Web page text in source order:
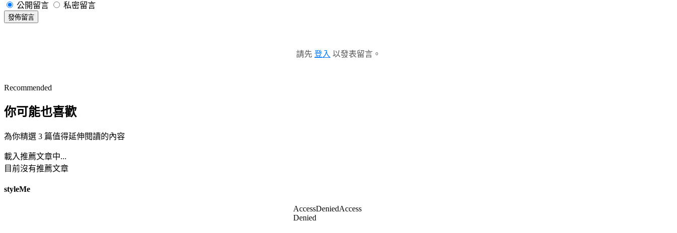
公開留言 私密留言
發佈留言
請先 登入 以發表留言。
Recommended
你可能也喜歡
為你精選 3 篇值得延伸閱讀的內容
載入推薦文章中...
目前沒有推薦文章
styleMe